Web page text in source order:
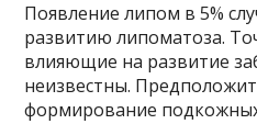
Появление липом в 5%
развитию липоматоза.
влияющие на развитие
неизвестны.
формирование